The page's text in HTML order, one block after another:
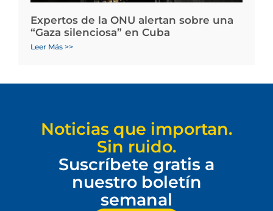
Expertos de la ONU alertan sobre una
“Gaza silenciosa” en Cuba
Leer Más >>
Noticias que importan.
Sin ruido.
Suscríbete gratis a
nuestro boletín
semanal